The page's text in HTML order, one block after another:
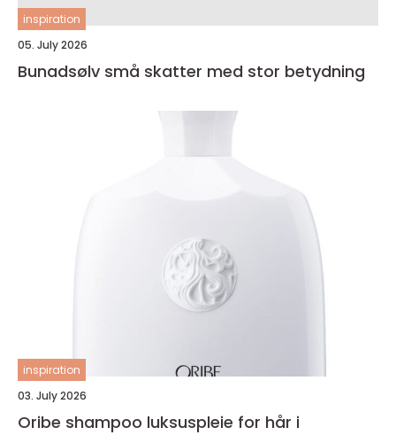
inspiration
05. July 2026
Bunadsølv små skatter med stor betydning
inspiration
03. July 2026
Oribe shampoo luksuspleie for hår i